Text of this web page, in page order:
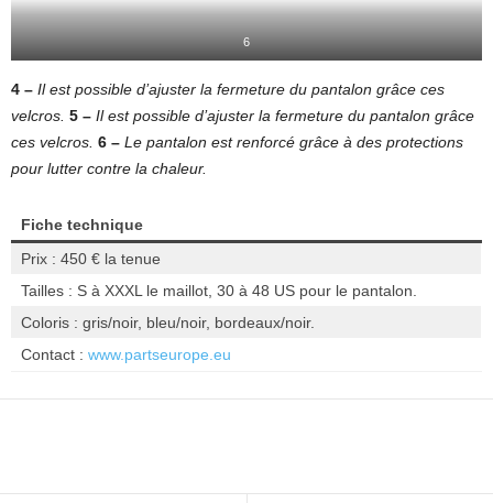
6
4 – Il est possible d’ajuster la fermeture du pantalon grâce ces
velcros. 5 – Il est possible d’ajuster la fermeture du pantalon grâce
ces velcros. 6 – Le pantalon est renforcé grâce à des protections
pour lutter contre la chaleur.
Fiche technique
Prix : 450 € la tenue
Tailles : S à XXXL le maillot, 30 à 48 US pour le pantalon.
Coloris : gris/noir, bleu/noir, bordeaux/noir.
Contact : www.partseurope.eu